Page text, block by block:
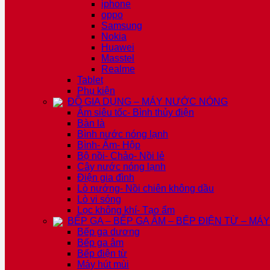
iphone
oppo
Samsung
Nokia
Huawei
Masstel
Realme
Tablet
Phụ kiện
ĐỒ GIA DỤNG – MÁY NƯỚC NÓNG
Ấm siêu tốc- Bình thủy điện
Bàn là
Bình nước nóng lạnh
Bình- Ấm- Hộp
Bộ nồi- Chảo- Nồi lẻ
Cây nước nóng lạnh
Điện gia đình
Lò nướng- Nồi chiên không dầu
Lò vi sóng
Lọc không khí- Tạo ẩm
BẾP GA – BẾP GA ÂM – BẾP ĐIỆN TỪ – MÁY
Bếp ga dương
Bếp ga âm
Bếp điện từ
Máy hút mùi